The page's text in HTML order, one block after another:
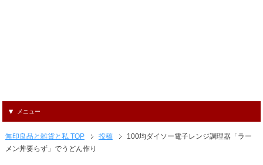
メニュー
無印良品と雑貨と私 TOP 投稿
100均ダイソー電子レンジ調理器「ラー
メン丼要らず」でうどん作り